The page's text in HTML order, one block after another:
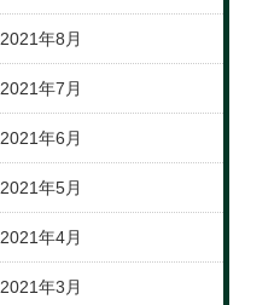
2021年8月
2021年7月
2021年6月
2021年5月
2021年4月
2021年3月